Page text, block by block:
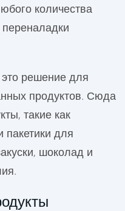
количества
решение для
продуктов. Сюда
такие как
пакетики для
шоколад и